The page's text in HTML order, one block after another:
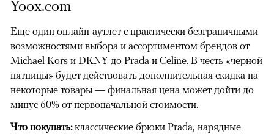
Yoox.com
Еще один онлайн-аутлет с практически безграничными
возможностями выбора и ассортиментом брендов от
Michael Kors и DKNY до Prada и Celine. В честь «черной
пятницы» будет действовать дополнительная скидка на
некоторые товары — финальная цена может дойти до
минус 60% от первоначальной стоимости.
Что покупать: классические брюки Prada, нарядные